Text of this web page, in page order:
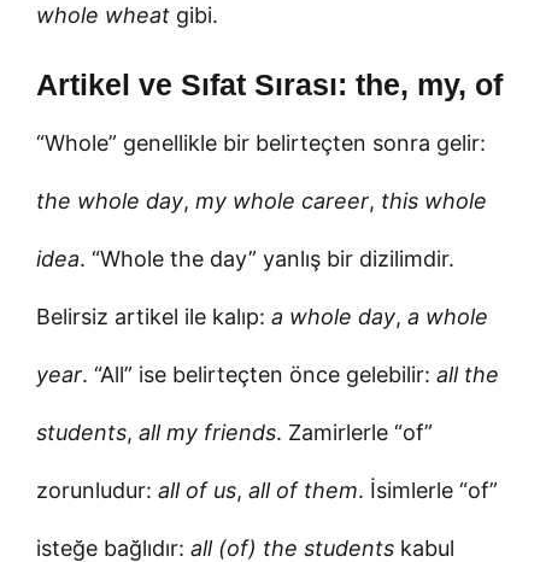
whole wheat gibi.
Artikel ve Sıfat Sırası: the, my, of
“Whole” genellikle bir belirteçten sonra gelir:
the whole day, my whole career, this whole
idea. “Whole the day” yanlış bir dizilimdir.
Belirsiz artikel ile kalıp: a whole day, a whole
year. “All” ise belirteçten önce gelebilir: all the
students, all my friends. Zamirlerle “of”
zorunludur: all of us, all of them. İsimlerle “of”
isteğe bağlıdır: all (of) the students kabul